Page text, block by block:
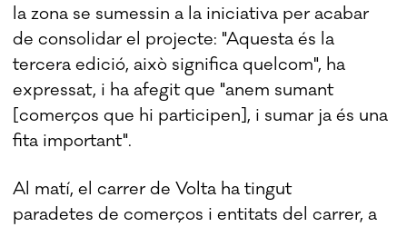
la zona se sumessin a la iniciativa per acabar
de consolidar el projecte: "Aquesta és la
tercera edició, això significa quelcom", ha
expressat, i ha afegit que "anem sumant
[comerços que hi participen], i sumar ja és una
fita important".
Al matí, el carrer de Volta ha tingut
paradetes de comerços i entitats del carrer, a